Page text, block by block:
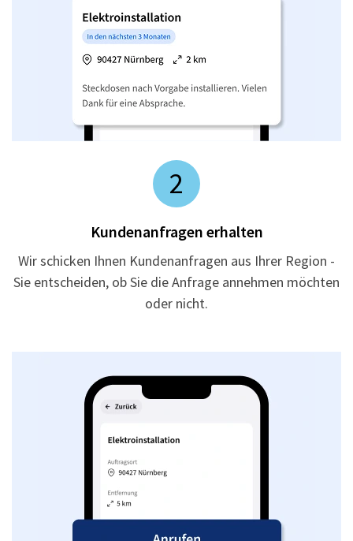
2
Kundenanfragen erhalten
Wir schicken Ihnen Kundenanfragen aus Ihrer Region -
Sie entscheiden, ob Sie die Anfrage annehmen möchten
oder nicht.